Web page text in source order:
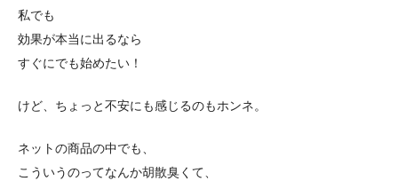
私でも
効果が本当に出るなら
すぐにでも始めたい！
けど、ちょっと不安にも感じるのもホンネ。
ネットの商品の中でも、
こういうのってなんか胡散臭くて、